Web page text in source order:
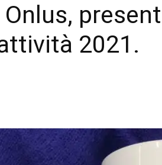
Onlus,
2021.